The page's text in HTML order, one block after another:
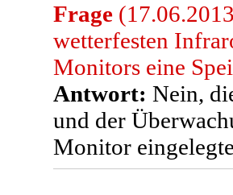
Frage
wetterfesten
Monitors eine
Antwort: Nein,
und der
Monitor